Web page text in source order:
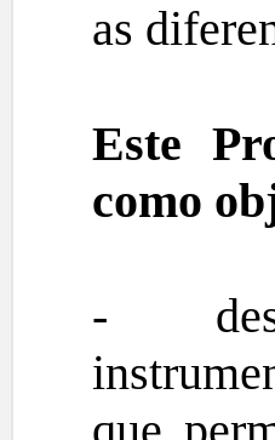
as
Este
como
-